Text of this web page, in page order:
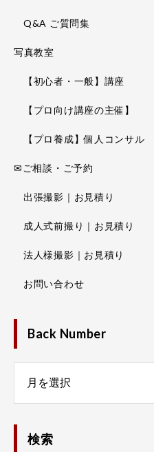
Q&A ご質問集
写真教室
【初心者・一般】講座
【プロ向け講座の主催】
【プロ養成】個人コンサル
✉ご相談・ご予約
出張撮影｜お見積り
成人式前撮り｜お見積り
法人様撮影｜お見積り
お問い合わせ
Back Number
検索